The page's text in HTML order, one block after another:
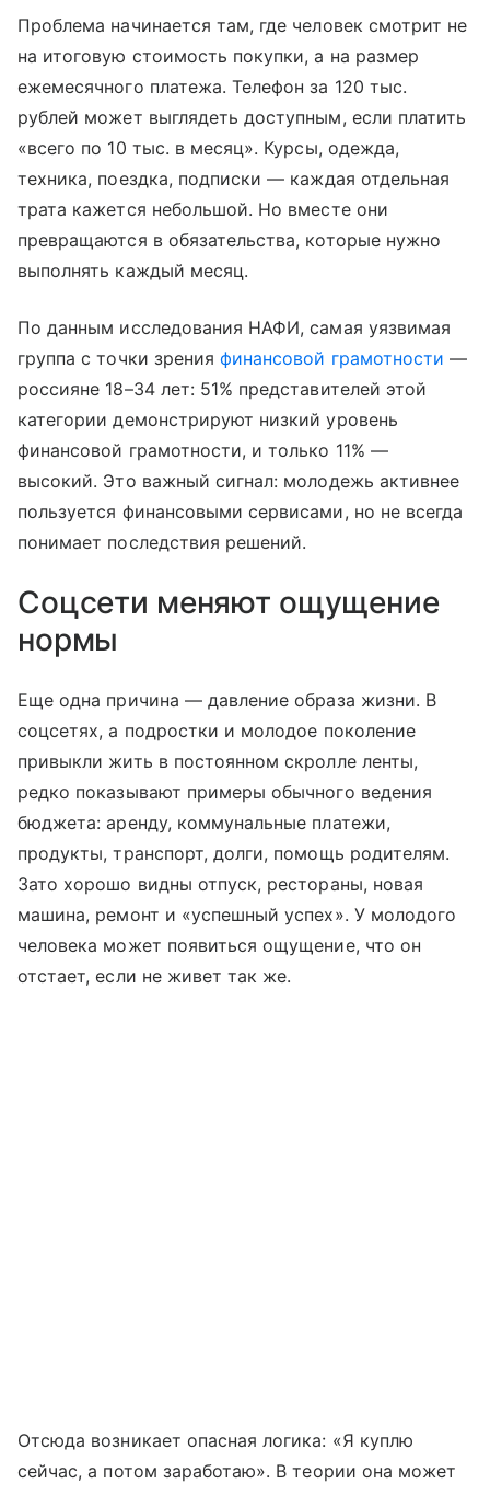
Проблема начинается там, где человек смотрит не
на итоговую стоимость покупки, а на размер
ежемесячного платежа. Телефон за 120 тыс.
рублей может выглядеть доступным, если платить
«всего по 10 тыс. в месяц». Курсы, одежда,
техника, поездка, подписки — каждая отдельная
трата кажется небольшой. Но вместе они
превращаются в обязательства, которые нужно
выполнять каждый месяц.
По данным исследования НАФИ, самая уязвимая
группа с точки зренияфинансовой грамотности —
россияне 18–34 лет: 51% представителей этой
категории демонстрируют низкий уровень
финансовой грамотности, и только 11% —
высокий. Это важный сигнал: молодежь активнее
пользуется финансовыми сервисами, но не всегда
понимает последствия решений.
Соцсети меняют ощущение
нормы
Еще одна причина — давление образа жизни. В
соцсетях, а подростки и молодое поколение
привыкли жить в постоянном скролле ленты,
редко показывают примеры обычного ведения
бюджета: аренду, коммунальные платежи,
продукты, транспорт, долги, помощь родителям.
Зато хорошо видны отпуск, рестораны, новая
машина, ремонт и «успешный успех». У молодого
человека может появиться ощущение, что он
отстает, если не живет так же.
Отсюда возникает опасная логика: «Я куплю
сейчас, а потом заработаю». В теории она может